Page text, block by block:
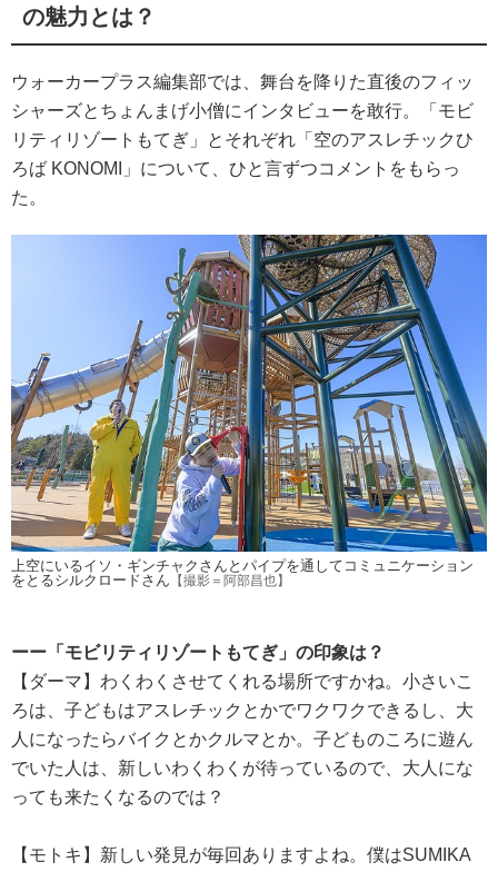
の魅力とは？
ウォーカープラス編集部では、舞台を降りた直後のフィッ
シャーズとちょんまげ小僧にインタビューを敢行。「モビ
リティリゾートもてぎ」とそれぞれ「空のアスレチックひ
ろば KONOMI」について、ひと言ずつコメントをもらっ
た。
上空にいるイソ・ギンチャクさんとパイプを通してコミュニケーション
をとるシルクロードさん 【撮影＝阿部昌也】
ーー「モビリティリゾートもてぎ」の印象は？
【ダーマ】わくわくさせてくれる場所ですかね。小さいこ
ろは、子どもはアスレチックとかでワクワクできるし、大
人になったらバイクとかクルマとか。子どものころに遊ん
でいた人は、新しいわくわくが待っているので、大人にな
っても来たくなるのでは？
【モトキ】新しい発見が毎回ありますよね。僕はSUMIKA